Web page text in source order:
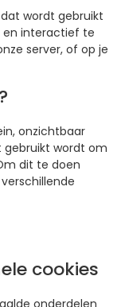
wordt gebruikt
en interactief te
server, of op je
onzichtbaar
wordt om
dit te doen
cookies
onderdelen